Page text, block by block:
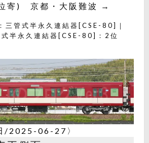
寄) 京都・大阪難波 →
三管式半永久連結器[CSE-80]｜
半永久連結器[CSE-80]：2位
/2025-06-27〉